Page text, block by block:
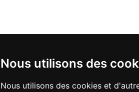
Nous utilisons des
Nous utilisons des cookies et